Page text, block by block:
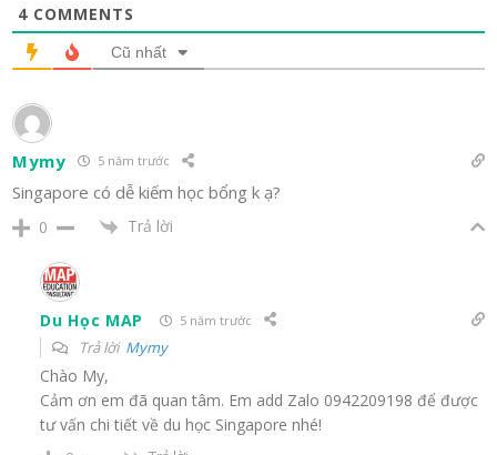
4 COMMENTS
Cũ nhất
Mymy 5 năm trước
Singapore có dễ kiếm học bổng k ạ?
0 Trả lời
Du Học MAP 5 năm trước
Trả lời Mymy
Chào My,
Cảm ơn em đã quan tâm. Em add Zalo 0942209198 để được
tư vấn chi tiết về du học Singapore nhé!